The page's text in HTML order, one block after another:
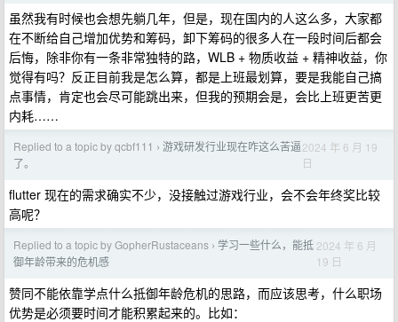
虽然我有时候也会想先躺几年，但是，现在国内的人这么多，大家都
在不断给自己增加优势和筹码，卸下筹码的很多人在一段时间后都会
后悔，除非你有一条非常独特的路，WLB + 物质收益 + 精神收益，你
觉得有吗？反正目前我是怎么算，都是上班最划算，要是我能自己搞
点事情，肯定也会尽可能跳出来，但我的预期会是，会比上班更苦更
内耗……
Replied to a topic by qcbf111 › 游戏研发行业现在咋这么苦逼
了。
2024 年 6 月 19
日
flutter 现在的需求确实不少，没接触过游戏行业，会不会年终奖比较
高呢？
Replied to a topic by GopherRustaceans › 学习一些什么，能抵
御年龄带来的危机感
2024 年 6 月
19 日
赞同不能依靠学点什么抵御年龄危机的思路，而应该思考，什么职场
优势是必须要时间才能积累起来的。比如：